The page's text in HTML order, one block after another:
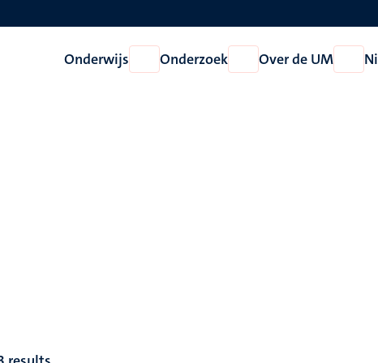
Onderwijs
Open
Onderwijs
Onderzoek
Open
Onderzoek
Over de UM
Open
Over